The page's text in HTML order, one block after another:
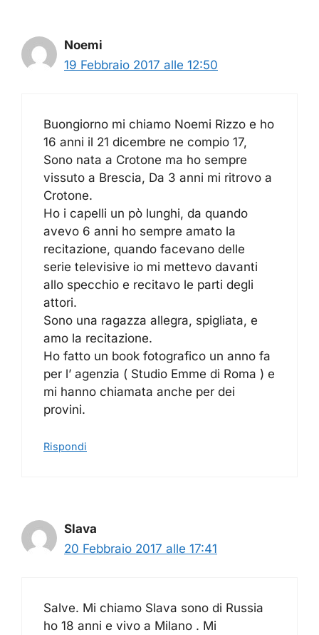
Noemi
19 Febbraio 2017 alle 12:50
Buongiorno mi chiamo Noemi Rizzo e ho
16 anni il 21 dicembre ne compio 17,
Sono nata a Crotone ma ho sempre
vissuto a Brescia, Da 3 anni mi ritrovo a
Crotone.
Ho i capelli un pò lunghi, da quando
avevo 6 anni ho sempre amato la
recitazione, quando facevano delle
serie televisive io mi mettevo davanti
allo specchio e recitavo le parti degli
attori.
Sono una ragazza allegra, spigliata, e
amo la recitazione.
Ho fatto un book fotografico un anno fa
per l’ agenzia ( Studio Emme di Roma ) e
mi hanno chiamata anche per dei
provini.
Rispondi
Slava
20 Febbraio 2017 alle 17:41
Salve. Mi chiamo Slava sono di Russia
ho 18 anni e vivo a Milano . Mi